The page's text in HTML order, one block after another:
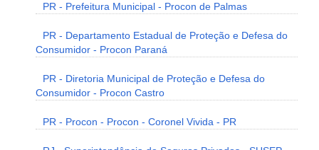
PR - Prefeitura Municipal - Procon de Palmas
PR - Departamento Estadual de Proteção e Defesa do
Consumidor - Procon Paraná
PR - Diretoria Municipal de Proteção e Defesa do
Consumidor - Procon Castro
PR - Procon - Procon - Coronel Vivida - PR